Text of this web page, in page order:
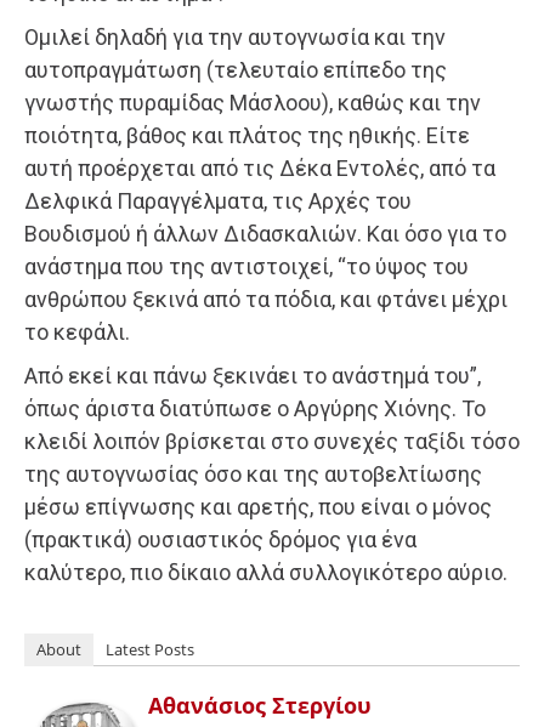
Ομιλεί δηλαδή για την αυτογνωσία και την
αυτοπραγμάτωση (τελευταίο επίπεδο της
γνωστής πυραμίδας Μάσλοου), καθώς και την
ποιότητα, βάθος και πλάτος της ηθικής. Είτε
αυτή προέρχεται από τις Δέκα Εντολές, από τα
Δελφικά Παραγγέλματα, τις Αρχές του
Βουδισμού ή άλλων Διδασκαλιών. Και όσο για το
ανάστημα που της αντιστοιχεί, “το ύψος του
ανθρώπου ξεκινά από τα πόδια, και φτάνει μέχρι
το κεφάλι.
Από εκεί και πάνω ξεκινάει το ανάστημά του”,
όπως άριστα διατύπωσε ο Αργύρης Χιόνης. Το
κλειδί λοιπόν βρίσκεται στο συνεχές ταξίδι τόσο
της αυτογνωσίας όσο και της αυτοβελτίωσης
μέσω επίγνωσης και αρετής, που είναι ο μόνος
(πρακτικά) ουσιαστικός δρόμος για ένα
καλύτερο, πιο δίκαιο αλλά συλλογικότερο αύριο.
About Latest Posts
Αθανάσιος Στεργίου